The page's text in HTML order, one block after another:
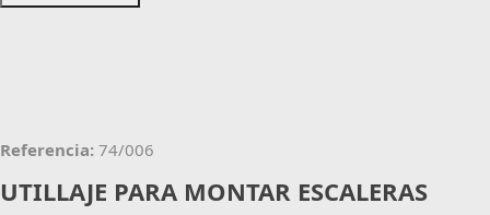
Referencia: 74/006
UTILLAJE PARA MONTAR ESCALERAS